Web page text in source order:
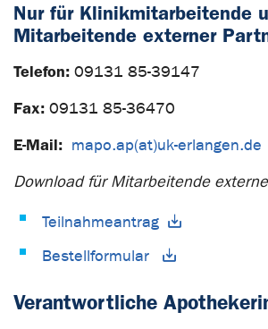
Nur für Klinikmitarbeitende
Mitarbeitende externer
Telefon: 09131 85-39147
Fax: 09131 85-36470
E-Mail: mapo.ap(at)uk-erlangen.de
Download für Mitarbeitende
Teilnahmeantrag
Bestellformular
Verantwortliche